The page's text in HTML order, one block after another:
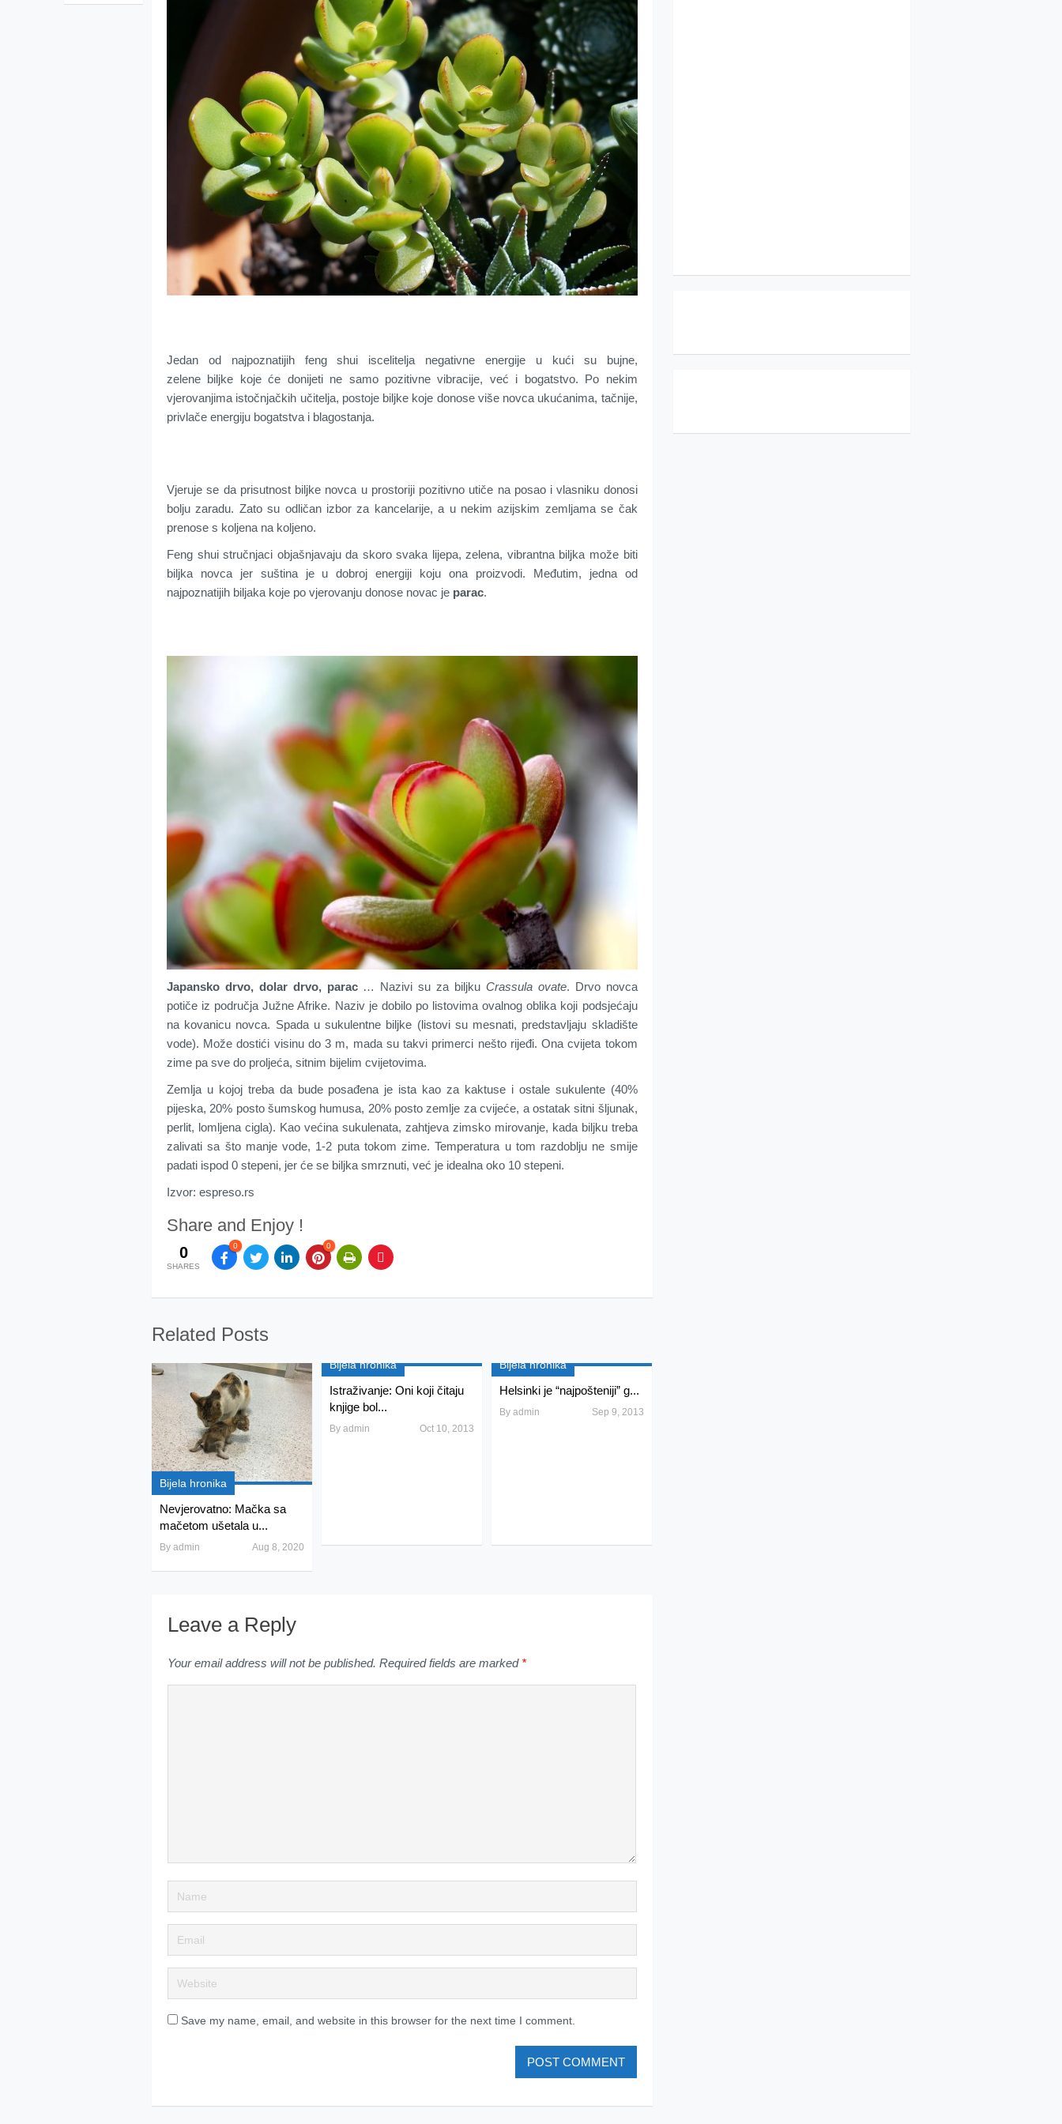
Jedan od najpoznatijih feng shui iscelitelja negativne energije u kući su bujne,
zelene biljke koje će donijeti ne samo pozitivne vibracije, već i bogatstvo. Po nekim
vjerovanjima istočnjačkih učitelja, postoje biljke koje donose više novca ukućanima, tačnije,
privlače energiju bogatstva i blagostanja.
Vjeruje se da prisutnost biljke novca u prostoriji pozitivno utiče na posao i vlasniku donosi
bolju zaradu. Zato su odličan izbor za kancelarije, a u nekim azijskim zemljama se čak
prenose s koljena na koljeno.
Feng shui stručnjaci objašnjavaju da skoro svaka lijepa, zelena, vibrantna biljka može biti
biljka novca jer suština je u dobroj energiji koju ona proizvodi. Međutim, jedna od
najpoznatijih biljaka koje po vjerovanju donose novac je parac.
Japansko drvo, dolar drvo, parac … Nazivi su za biljku Crassula ovate. Drvo novca
potiče iz područja Južne Afrike. Naziv je dobilo po listovima ovalnog oblika koji podsjećaju
na kovanicu novca. Spada u sukulentne biljke (listovi su mesnati, predstavljaju skladište
vode). Može dostići visinu do 3 m, mada su takvi primerci nešto rijeđi. Ona cvijeta tokom
zime pa sve do proljeća, sitnim bijelim cvijetovima.
Zemlja u kojoj treba da bude posađena je ista kao za kaktuse i ostale sukulente (40%
pijeska, 20% posto šumskog humusa, 20% posto zemlje za cvijeće, a ostatak sitni šljunak,
perlit, lomljena cigla). Kao većina sukulenata, zahtjeva zimsko mirovanje, kada biljku treba
zalivati sa što manje vode, 1-2 puta tokom zime. Temperatura u tom razdoblju ne smije
padati ispod 0 stepeni, jer će se biljka smrznuti, već je idealna oko 10 stepeni.
Izvor: espreso.rs
Share and Enjoy !
0
SHARES
0 0
Related Posts
Bijela hronika
Nevjerovatno: Mačka sa
mačetom ušetala u...
By admin Aug 8, 2020
Bijela hronika
Istraživanje: Oni koji čitaju
knjige bol...
By admin Oct 10, 2013
Bijela hronika
Helsinki je “najpošteniji” g...
By admin Sep 9, 2013
Leave a Reply
Your email address will not be published. Required fields are marked *
Save my name, email, and website in this browser for the next time I comment.